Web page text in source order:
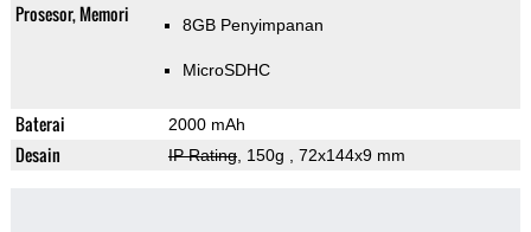
Prosesor, Memori 8GB Penyimpanan
MicroSDHC
Baterai 2000 mAh
Desain IP Rating, 150g , 72x144x9 mm